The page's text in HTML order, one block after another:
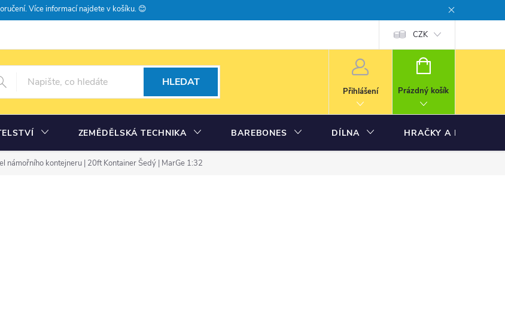
Více informací najdete v košíku. 😊
poradna CZK
HLEDAT
Přihlášení
NÁKUPNÍ
Prázdný košík
ZEMĚDĚLSKÁ TECHNIKA BAREBONES DÍLNA HRAČKY A MODELY
námořního kontejneru | 20ft Kontainer Šedý | MarGe 1:32